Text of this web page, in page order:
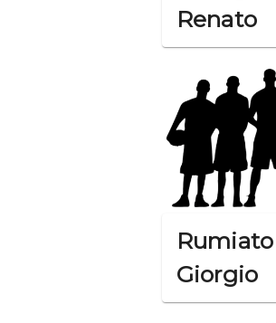
Renato
Rumiato
Giorgio